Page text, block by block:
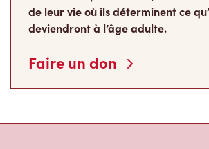
deviendront à l’âge adulte.
Faire un don